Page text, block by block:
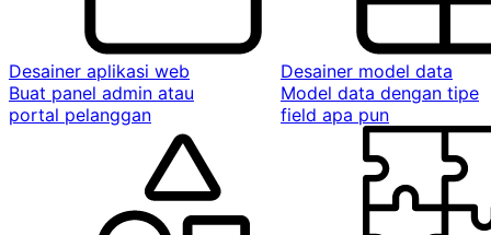
Desainer aplikasi web
Buat panel admin atau
portal pelanggan
Desainer model data
Model data dengan tipe
field apa pun